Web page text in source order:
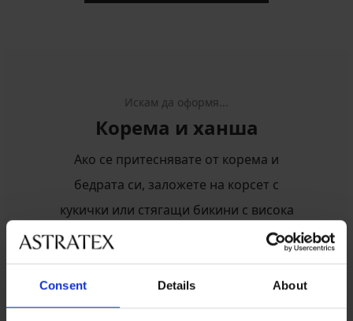
Consent Details About
Искам да оформя...
Корема и ханша
Ако се притеснявате от корема и
бедрата си, заложете на корсет с
кукички или стягащи бикини с висока
Оформящите потници и блузи ще
помогнат на мъжете с коремната
област. Стягащите колани и боксерките